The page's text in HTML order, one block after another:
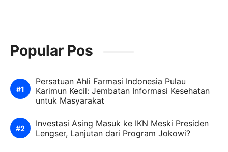
Popular Pos
Persatuan Ahli Farmasi Indonesia Pulau
Karimun Kecil: Jembatan Informasi Kesehatan
untuk Masyarakat
Investasi Asing Masuk ke IKN Meski Presiden
Lengser, Lanjutan dari Program Jokowi?